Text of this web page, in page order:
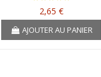
2,65 €
AJOUTER AU PANIER